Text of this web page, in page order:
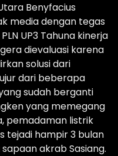
Benyfacius
media dengan tegas
UP3 Tahuna kinerja
dievaluasi karena
solusi dari
dari beberapa
sudah berganti
yang memegang
pemadaman listrik
tejadi hampir 3 bulan
akrab Sasiang.